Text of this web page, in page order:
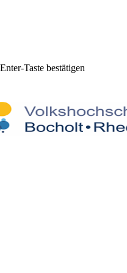
Taste bestätigen